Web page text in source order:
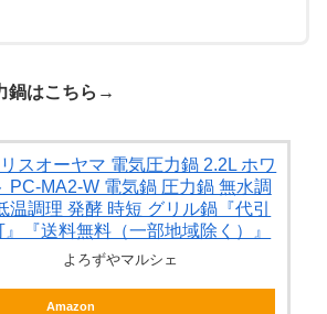
鍋はこちら→
スオーヤマ 電気圧力鍋 2.2L ホワ
PC-MA2-W 電気鍋 圧力鍋 無水調
温調理 発酵 時短 グリル鍋『代引
』『送料無料（一部地域除く）』
よろずやマルシェ
Amazon